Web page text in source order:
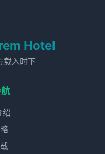
Hotel
载入时下
绍